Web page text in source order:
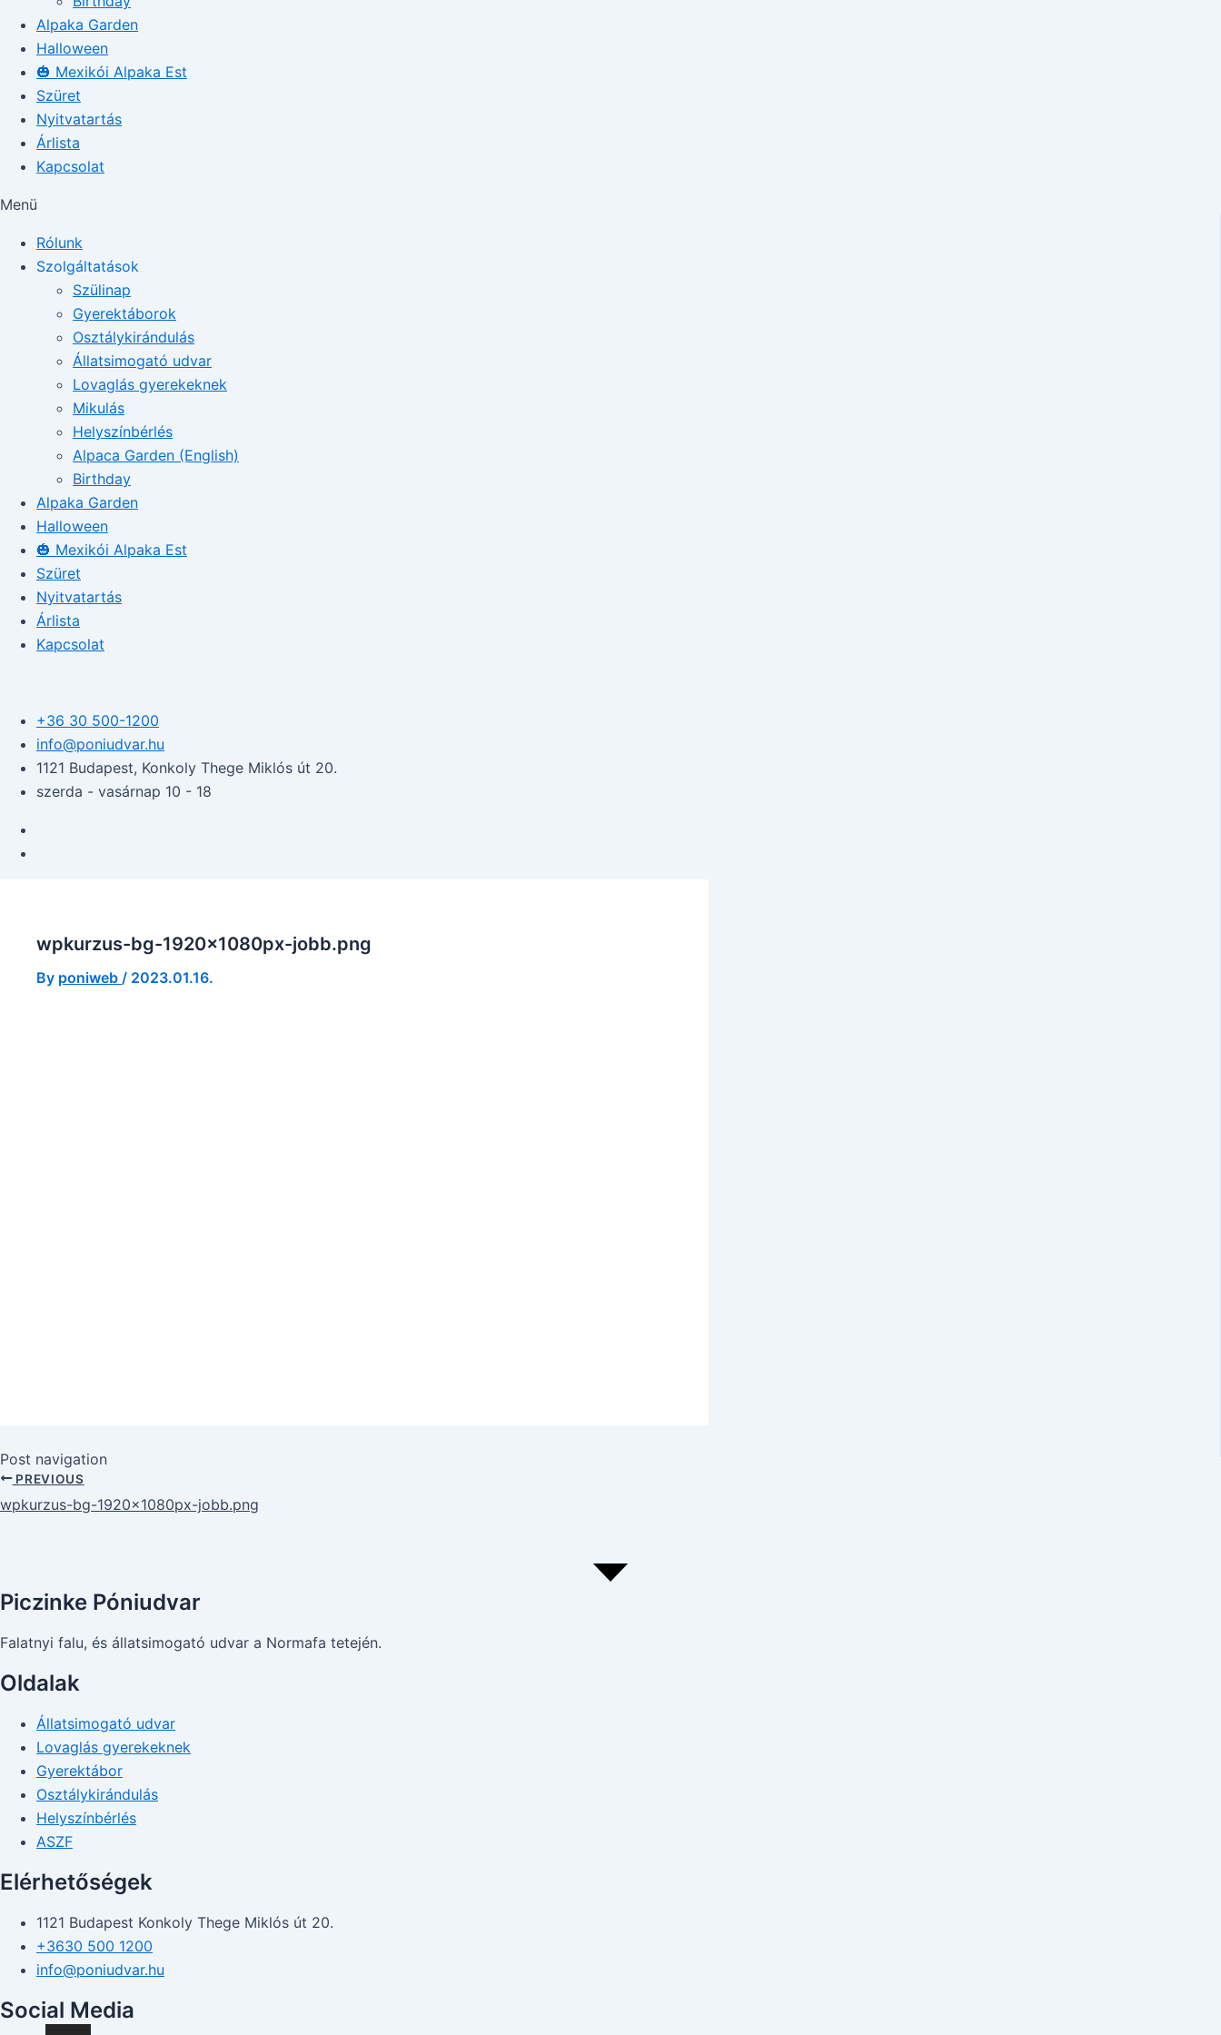
Alpaka Garden
Halloween
🎃 Mexikói Alpaka Est
Szüret
Nyitvatartás
Árlista
Kapcsolat
Menü
Rólunk
Szolgáltatások
Szülinap
Gyerektáborok
Osztálykirándulás
Állatsimogató udvar
Lovaglás gyerekeknek
Mikulás
Helyszínbérlés
Alpaca Garden (English)
Birthday
Alpaka Garden
Halloween
🎃 Mexikói Alpaka Est
Szüret
Nyitvatartás
Árlista
Kapcsolat
+36 30 500-1200​
info@poniudvar.hu
1121 Budapest, Konkoly Thege Miklós út 20.
szerda - vasárnap 10 - 18
wpkurzus-bg-1920x1080px-jobb.png
By poniweb / 2023.01.16.
Post navigation
PREVIOUS
wpkurzus-bg-1920x1080px-jobb.png
Piczinke Póniudvar
Falatnyi falu, és állatsimogató udvar a Normafa tetején.
Oldalak
Állatsimogató udvar
Lovaglás gyerekeknek
Gyerektábor
Osztálykirándulás
Helyszínbérlés
ASZF
Elérhetőségek
1121 Budapest Konkoly Thege Miklós út 20.
+3630 500 1200
info@poniudvar.hu
Social Media